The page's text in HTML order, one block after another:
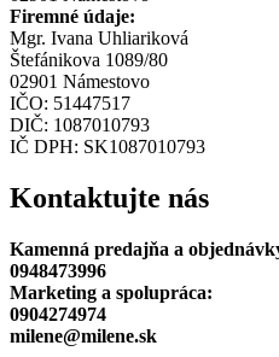
Firemné údaje:
Mgr. Ivana Uhliariková
Štefánikova 1089/80
02901 Námestovo
IČO: 51447517
DIČ: 1087010793
IČ DPH: SK1087010793
Kontaktujte nás
Kamenná predajňa a
0948473996
Marketing a spolupráca:
0904274974
milene@milene.sk